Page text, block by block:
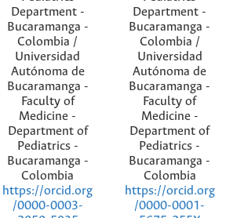
Department -
Bucaramanga -
Colombia /
Universidad
Autónoma de
Bucaramanga -
Faculty of
Medicine -
Department of
Pediatrics -
Bucaramanga -
Colombia
https://orcid.org
/0000-0003-
Department -
Bucaramanga -
Colombia /
Universidad
Autónoma de
Bucaramanga -
Faculty of
Medicine -
Department of
Pediatrics -
Bucaramanga -
Colombia
https://orcid.org
/0000-0001-